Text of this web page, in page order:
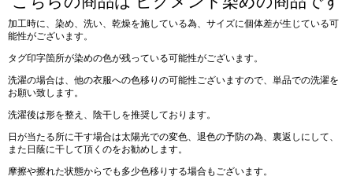
加工時に、染め、洗い、乾燥を施している為、サイズに個体差が生じている可
能性がございます。
タグ印字箇所が染めの色が残っている可能性がございます。
洗濯の場合は、他の衣服への色移りの可能性ございますので、単品での洗濯を
お願い致します。
洗濯後は形を整え、陰干しを推奨しております。
日が当たる所に干す場合は太陽光での変色、退色の予防の為、裏返しにして、
また日蔭に干して頂くのをお勧めします。
摩擦や擦れた状態からでも多少色移りする場合もございます。